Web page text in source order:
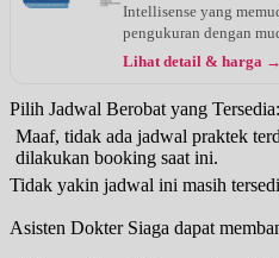
Intellisense yang
pengukuran dengan
Lihat detail & harga →
Pilih Jadwal Berobat yang Tersedia:
Maaf, tidak ada jadwal praktek
dilakukan booking saat ini.
Tidak yakin jadwal ini masih
Asisten Dokter Siaga dapat